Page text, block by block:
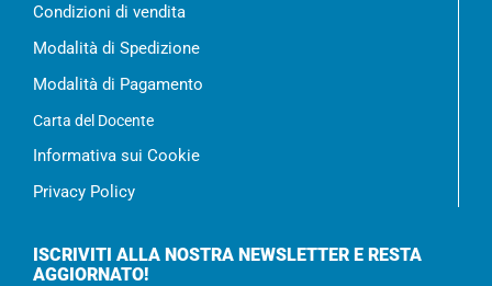
Condizioni di vendita
Modalità di Spedizione
Modalità di Pagamento
Carta del Docente
Informativa sui Cookie
Privacy Policy
ISCRIVITI ALLA NOSTRA NEWSLETTER E RESTA
AGGIORNATO!